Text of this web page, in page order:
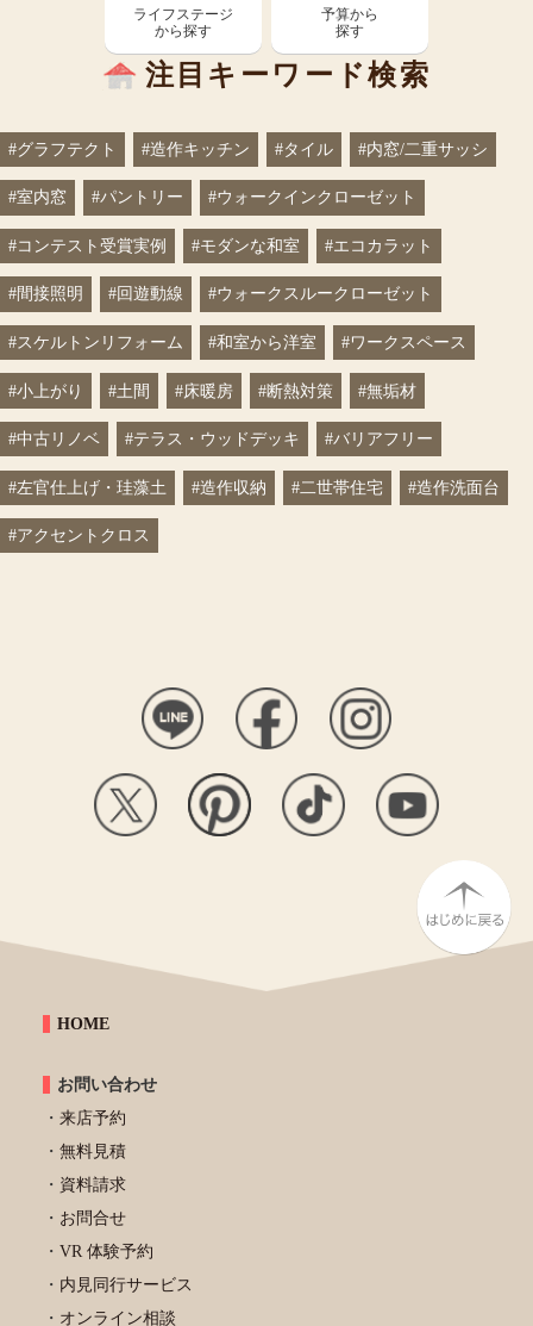
ライフステージ
から探す
予算から
探す
注目キーワード検索
#グラフテクト #造作キッチン #タイル #内窓/二重サッシ
#室内窓 #パントリー #ウォークインクローゼット
#コンテスト受賞実例 #モダンな和室 #エコカラット
#間接照明 #回遊動線 #ウォークスルークローゼット
#スケルトンリフォーム #和室から洋室 #ワークスペース
#小上がり #土間 #床暖房 #断熱対策 #無垢材
#中古リノベ #テラス・ウッドデッキ #バリアフリー
#左官仕上げ・珪藻土 #造作収納 #二世帯住宅 #造作洗面台
#アクセントクロス
HOME
お問い合わせ
来店予約
無料見積
資料請求
お問合せ
VR 体験予約
内見同行サービス
オンライン相談